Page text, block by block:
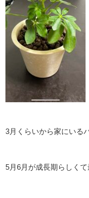
3月くらいから家にいる
5月6月が成長期らしく